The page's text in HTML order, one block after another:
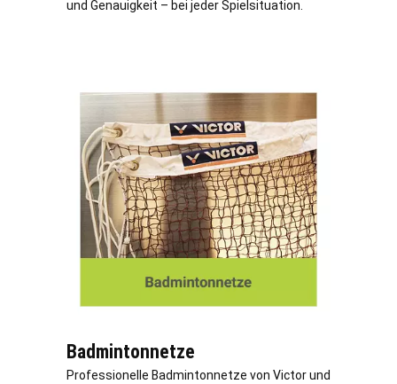
und Genauigkeit – bei jeder Spielsituation.
Badmintonnetze
Professionelle Badmintonnetze von Victor und